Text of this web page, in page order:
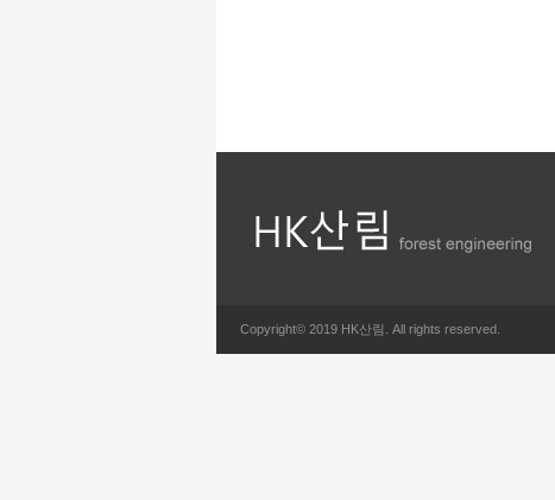
Copyright© 2019 HK산림. All rights reserved.